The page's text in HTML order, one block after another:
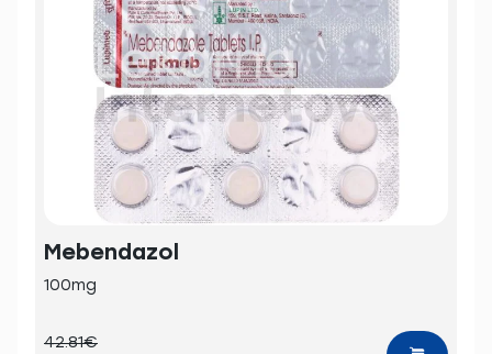
Mebendazol
100mg
42.81€